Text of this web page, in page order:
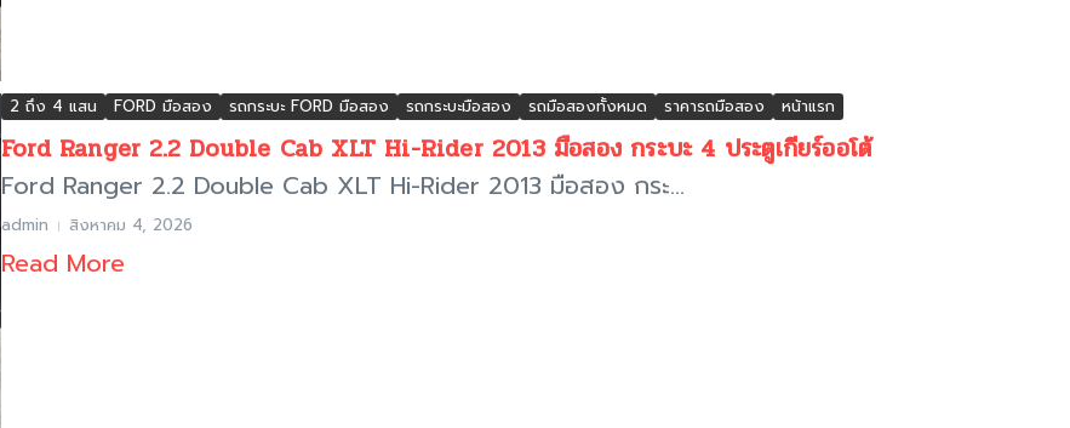
2 ถึง 4 แสน FORD มือสอง รถกระบะ FORD มือสอง รถกระบะมือสอง รถมือสองทั้งหมด ราคารถมือสอง หน้าแรก
Ford Ranger 2.2 Double Cab XLT Hi-Rider 2013 มือสอง กระบะ 4 ประตูเกียร์ออโต้
Ford Ranger 2.2 Double Cab XLT Hi-Rider 2013 มือสอง กระ...
admin สิงหาคม 4, 2026
Read More